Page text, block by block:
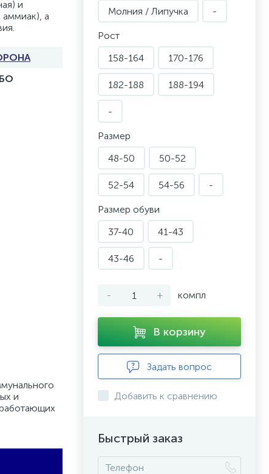
и
аммиак), а
и
Молния / Липучка
-
Рост
158-164
170-176
182-188 188-194
-
Размер
48-50
50-52
52-54 54-56 -
Размер обуви
37-40
41-43
43-46 -
- + компл
В корзину
Задать вопрос
Добавить к сравнению
Быстрый заказ